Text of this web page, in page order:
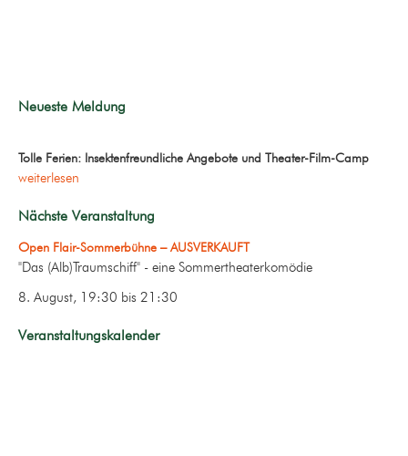
Neueste Meldung
Tolle Ferien: Insektenfreundliche Angebote und Theater-Film-Camp
weiterlesen
Nächste Veranstaltung
Open Flair-Sommerbühne – AUSVERKAUFT
"Das (Alb)Traumschiff" - eine Sommertheaterkomödie
8. August, 19:30 bis 21:30
Veranstaltungskalender